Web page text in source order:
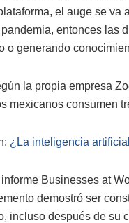
el auge se va
entonces las
o generando
la propia empresa
mexicanos consumen
¿La inteligencia
Businesses at
demostró ser
incluso después de su